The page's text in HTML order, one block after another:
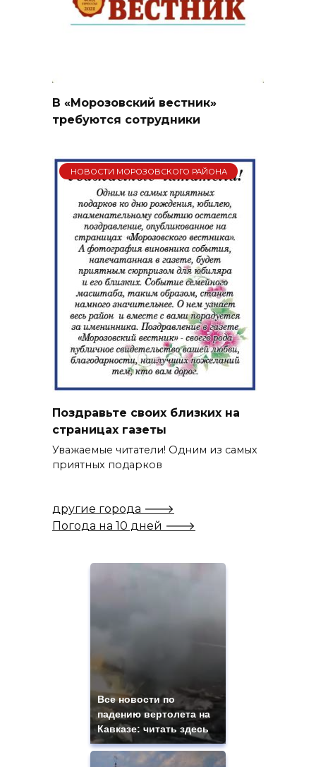
В «Морозовский вестник»
требуются сотрудники
НОВОСТИ МОРОЗОВСКОГО РАЙОНА
Поздравьте своих близких на
страницах газеты
Уважаемые читатели! Одним из самых
приятных подарков
другие города 🡒
Погода на 10 дней 🡒
Все новости по
падению вертолета на
Кавказе: читать здесь